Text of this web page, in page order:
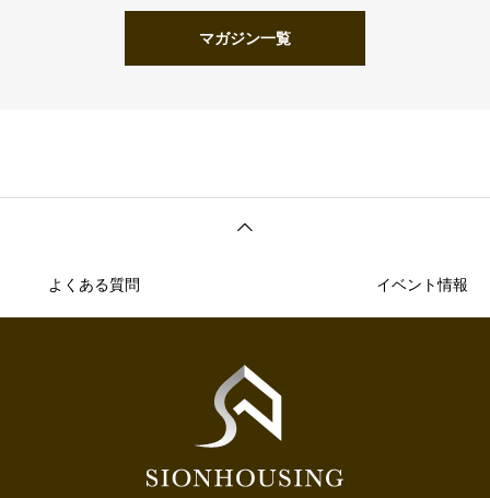
マガジン一覧
よくある質問 イベント情報